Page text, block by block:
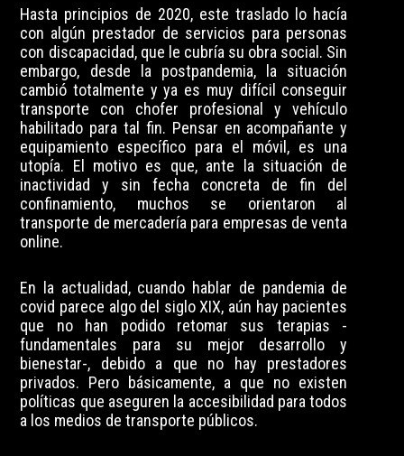
Hasta principios de 2020, este traslado lo hacía
con algún prestador de servicios para personas
con discapacidad, que le cubría su obra social. Sin
embargo, desde la postpandemia, la situación
cambió totalmente y ya es muy difícil conseguir
transporte con chofer profesional y vehículo
habilitado para tal fin. Pensar en acompañante y
equipamiento específico para el móvil, es una
utopía. El motivo es que, ante la situación de
inactividad y sin fecha concreta de fin del
confinamiento, muchos se orientaron al
transporte de mercadería para empresas de venta
online.
En la actualidad, cuando hablar de pandemia de
covid parece algo del siglo XIX, aún hay pacientes
que no han podido retomar sus terapias -
fundamentales para su mejor desarrollo y
bienestar-, debido a que no hay prestadores
privados. Pero básicamente, a que no existen
políticas que aseguren la accesibilidad para todos
a los medios de transporte públicos.